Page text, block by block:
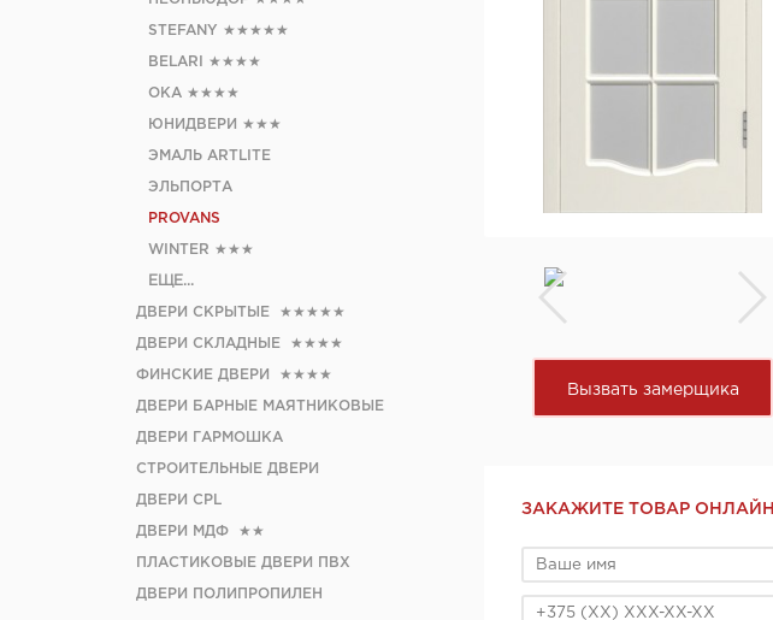
STEFANY ★★★★★
BELARI ★★★★
ОКА ★★★★
ЮНИДВЕРИ ★★★
ЭМАЛЬ ARTLITE
ЭЛЬПОРТА
PROVANS
WINTER ★★★
ЕЩЕ...
ДВЕРИ СКРЫТЫЕ ★★★★★
ДВЕРИ СКЛАДНЫЕ ★★★★
ФИНСКИЕ ДВЕРИ ★★★★
ДВЕРИ БАРНЫЕ МАЯТНИКОВЫЕ
ДВЕРИ ГАРМОШКА
СТРОИТЕЛЬНЫЕ ДВЕРИ
ДВЕРИ CРL
ДВЕРИ МДФ ★★
ПЛАСТИКОВЫЕ ДВЕРИ ПВХ
ДВЕРИ ПОЛИПРОПИЛЕН
Вызвать замерщика
ЗАКАЖИТЕ ТОВАР ОНЛАЙН